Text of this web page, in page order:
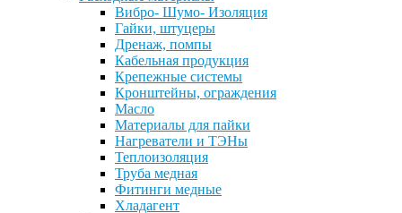
Вибро- Шумо- Изоляция
Гайки, штуцеры
Дренаж, помпы
Кабельная продукция
Крепежные системы
Кронштейны, ограждения
Масло
Материалы для пайки
Нагреватели и ТЭНы
Теплоизоляция
Труба медная
Фитинги медные
Хладагент